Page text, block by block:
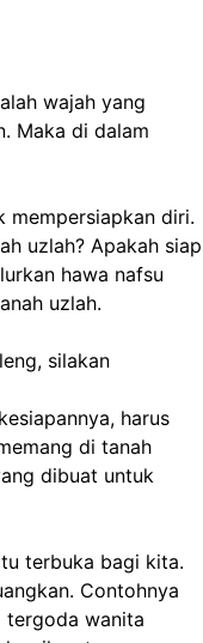
wajah yang
Maka di dalam
mempersiapkan diri.
uzlah? Apakah siap
hawa nafsu
uzlah.
silakan
harus
di tanah
dibuat untuk
terbuka bagi kita.
Contohnya
tergoda wanita